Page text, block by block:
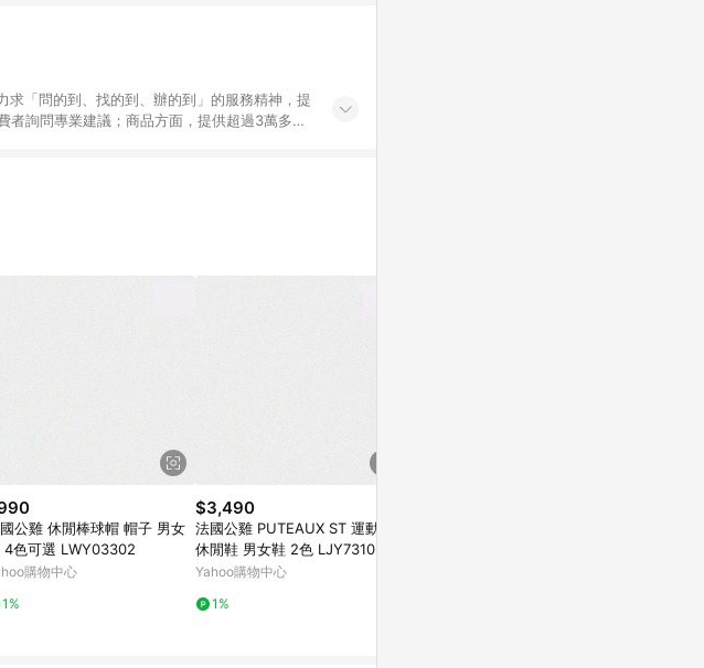
求「問的到、找的到、辦的到」的服務精神，提
詢問專業建議；商品方面，提供超過3萬多種
、在最短的時間內完成訂購或結帳流程
公雞 休閒棒球帽 帽子 男女
4色可選 LWY03302
購物中心
1%
$3,490
法國公雞 PUTEAUX ST 運動鞋
休閒鞋 男女鞋 2色 LJY73102
Yahoo購物中心
1%